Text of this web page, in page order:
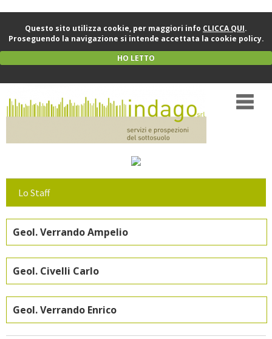
Questo sito utilizza cookie, per maggiori info CLICCA QUI.
Proseguendo la navigazione si intende accettata la cookie policy.
HO LETTO
Lo Staff
Geol. Verrando Ampelio
Geol. Civelli Carlo
Geol. Verrando Enrico